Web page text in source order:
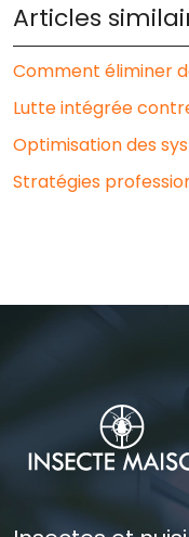
Articles
Comment éliminer
Lutte intégrée
Optimisation des
Stratégies